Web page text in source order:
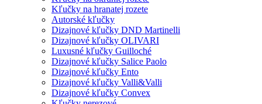
Kľučky na hranatej rozete
Autorské kľučky
Dizajnové kľučky DND Martinelli
Dizajnové kľučky OLIVARI
Luxusné kľučky Guilloché
Dizajnové kľučky Salice Paolo
Dizajnové kľučky Ento
Dizajnové kľučky Valli&Valli
Dizajnové kľučky Convex